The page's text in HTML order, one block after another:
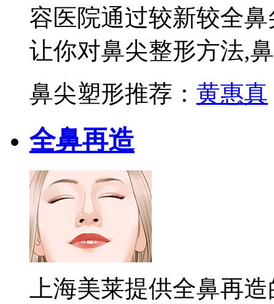
容医院通过较新较全
让你对鼻尖整形方法,
鼻尖塑形推荐： 黄惠真
全鼻再造
上海美莱提供全鼻再